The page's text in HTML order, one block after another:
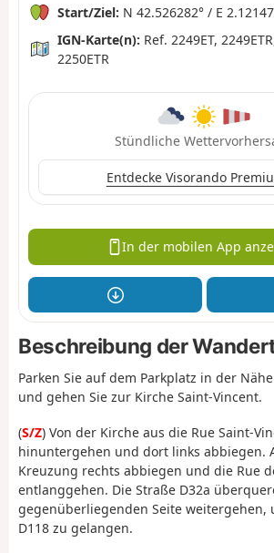
Start/Ziel: N 42.526282° / E
IGN-Karte(n): Ref. 2249ET,
2250ETR
Stündliche
Entdecke Visorando
In der mobilen App
Beschreibung der
Parken Sie auf dem Parkplatz in der
und gehen Sie zur Kirche Saint-Vincent.
(S/Z) Von der Kirche aus die Rue Saint-
hinuntergehen und dort links abbiegen.
Kreuzung rechts abbiegen und die Rue
entlanggehen. Die Straße D32a
gegenüberliegenden Seite weitergehen,
D118 zu gelangen.